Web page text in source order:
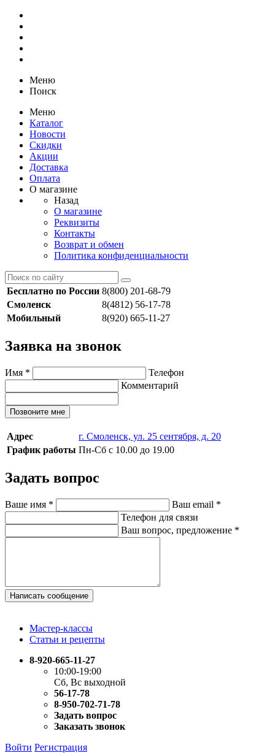
Меню
Поиск
Меню
Каталог
Новости
Скидки
Акции
Доставка
Оплата
О магазине
Назад
О магазине
Реквизиты
Контакты
Возврат и обмен
Политика конфиденциальности
Бесплатно по России 8(800) 201-68-79
Смоленск
8(4812) 56-17-78
Мобильный
8(920) 665-11-27
Заявка на звонок
Имя *
Телефон
Комментарий
Позвоните мне
Адрес
г. Смоленск, ул. 25 сентября, д. 20
График работы Пн-Сб с 10.00 до 19.00
Задать вопрос
Ваше имя * Ваш email *
Телефон для связи
Ваш вопрос, предложение *
Написать сообщение
Мастер-классы
Статьи и рецепты
8-920-665-11-27
10:00-19:00
Сб, Вс выходной
56-17-78
8-950-702-71-78
Задать вопрос
Заказать звонок
Войти Регистрация